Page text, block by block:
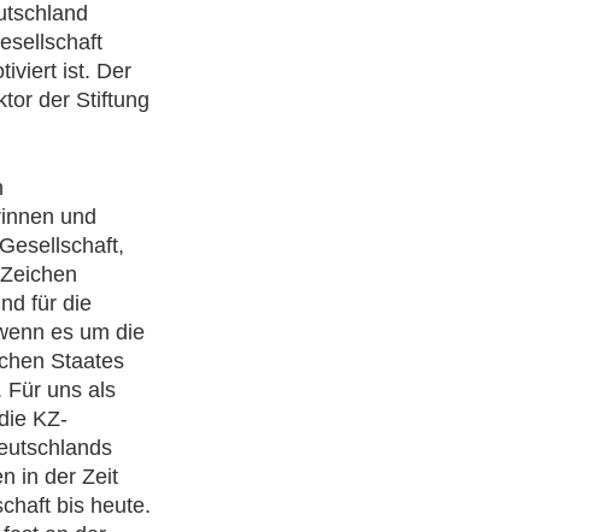
ist. Der
der Stiftung
und
für die
es um die
Staates
Für uns als
KZ-
in der Zeit
bis heute.